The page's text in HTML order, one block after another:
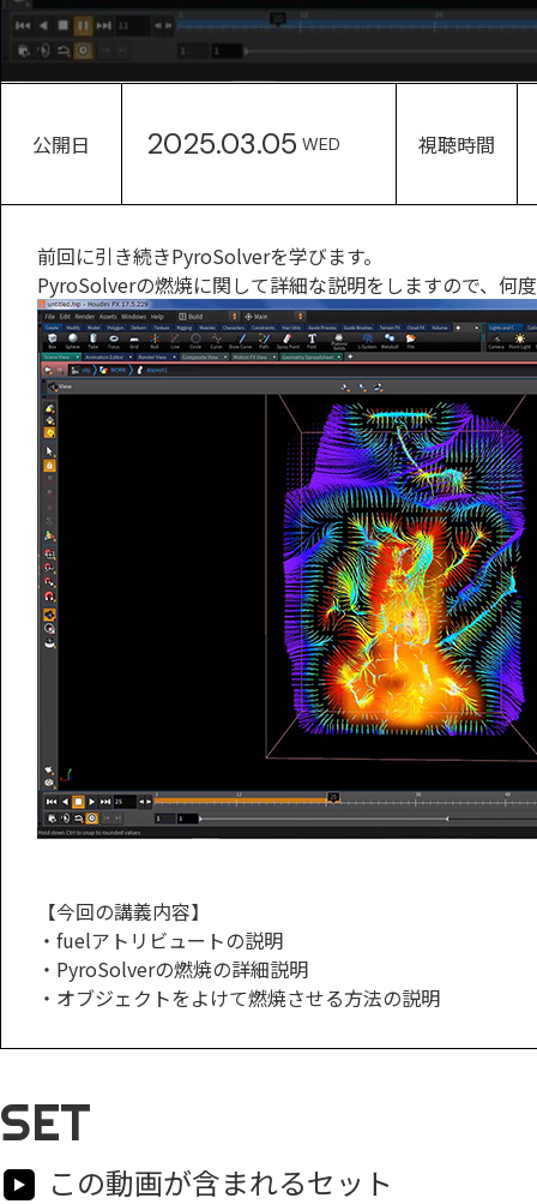
公開日 2025.03.05 WED 視聴時間
前回に引き続きPyroSolverを学びます。
PyroSolverの燃焼に関して詳細な説明をしますので、何
【今回の講義内容】
・fuelアトリビュートの説明
・PyroSolverの燃焼の詳細説明
・オブジェクトをよけて燃焼させる方法の説明
SET
この動画が含まれるセット